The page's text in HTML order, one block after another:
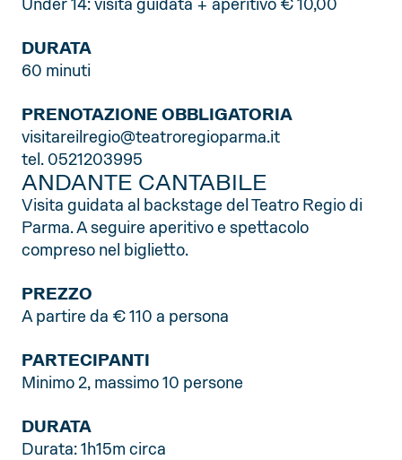
DURATA
60 minuti
PRENOTAZIONE OBBLIGATORIA
visitareilregio@teatroregioparma.it
tel. 0521203995
ANDANTE CANTABILE
Visita guidata al backstage del Teatro Regio di
Parma. A seguire aperitivo e spettacolo
compreso nel biglietto.
PREZZO
A partire da € 110 a persona
PARTECIPANTI
Minimo 2, massimo 10 persone
DURATA
Durata: 1h15m circa